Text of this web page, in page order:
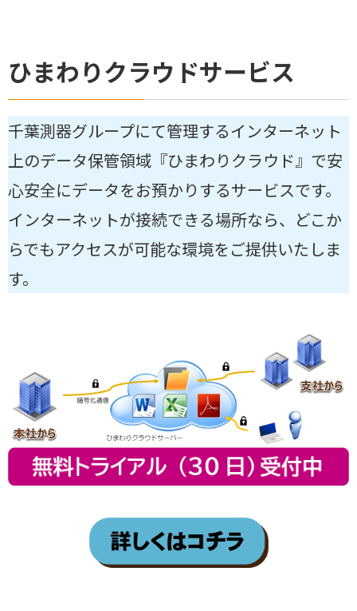
ひまわりクラウドサービス
千葉測器グループにて管理するインターネット
上のデータ保管領域『ひまわりクラウド』で安
心安全にデータをお預かりするサービスです。
インターネットが接続できる場所なら、どこか
らでもアクセスが可能な環境をご提供いたしま
す。